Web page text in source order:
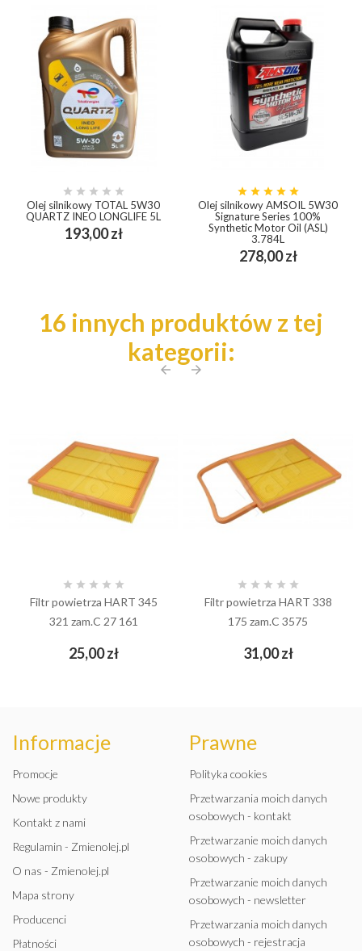
    
Olej silnikowy TOTAL 5W30
QUARTZ INEO LONGLIFE 5L
193,00 złCena
    
Olej silnikowy AMSOIL 5W30
Signature Series 100%
Synthetic Motor Oil (ASL)
3.784L
278,00 złCena
16 innych produktów z tej
kategorii:
arrow_back arrow_forward
    
Filtr powietrza HART 345
321 zam.C 27 161
25,00 złCena
    
Filtr powietrza HART 338
175 zam.C 3575
31,00 złCena
Informacje
Promocje
Nowe produkty
Kontakt z nami
Regulamin - Zmienolej.pl
O nas - Zmienolej.pl
Mapa strony
Producenci
Płatności
Prawne
Polityka cookies
Przetwarzania moich danych
osobowych - kontakt
Przetwarzanie moich danych
osobowych - zakupy
Przetwarzanie moich danych
osobowych - newsletter
Przetwarzania moich danych
osobowych - rejestracja